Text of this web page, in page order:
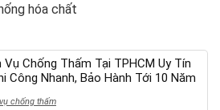
hóa chất
Vụ Chống Thấm Tại TPHCM Uy Tín
Công Nhanh, Bảo Hành Tới 10 Năm
chống thấm